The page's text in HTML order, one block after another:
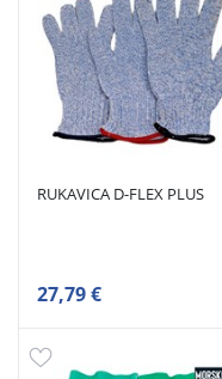
RUKAVICA D-FLEX PLUS
27,79 €